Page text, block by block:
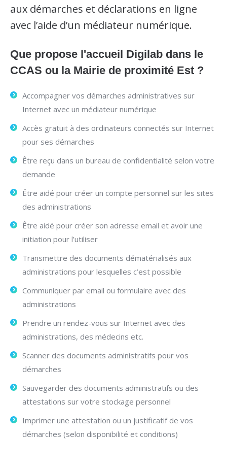
aux démarches et déclarations en ligne
avec l’aide d’un médiateur numérique.
Que propose l'accueil Digilab dans le
CCAS ou la Mairie de proximité Est ?
Accompagner vos démarches administratives sur
Internet avec un médiateur numérique
Accès gratuit à des ordinateurs connectés sur Internet
pour ses démarches
Être reçu dans un bureau de confidentialité selon votre
demande
Être aidé pour créer un compte personnel sur les sites
des administrations
Être aidé pour créer son adresse email et avoir une
initiation pour l’utiliser
Transmettre des documents dématérialisés aux
administrations pour lesquelles c’est possible
Communiquer par email ou formulaire avec des
administrations
Prendre un rendez-vous sur Internet avec des
administrations, des médecins etc.
Scanner des documents administratifs pour vos
démarches
Sauvegarder des documents administratifs ou des
attestations sur votre stockage personnel
Imprimer une attestation ou un justificatif de vos
démarches (selon disponibilité et conditions)